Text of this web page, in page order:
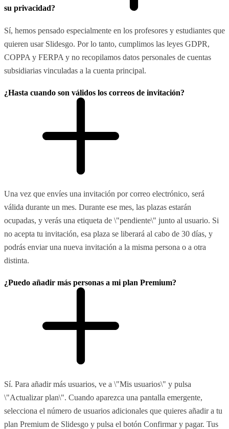
su privacidad?
Sí, hemos pensado especialmente en los profesores y estudiantes que
quieren usar Slidesgo. Por lo tanto, cumplimos las leyes GDPR,
COPPA y FERPA y no recopilamos datos personales de cuentas
subsidiarias vinculadas a la cuenta principal.
¿Hasta cuando son válidos los correos de invitación?
Una vez que envíes una invitación por correo electrónico, será
válida durante un mes. Durante ese mes, las plazas estarán
ocupadas, y verás una etiqueta de \"pendiente\" junto al usuario. Si
no acepta tu invitación, esa plaza se liberará al cabo de 30 días, y
podrás enviar una nueva invitación a la misma persona o a otra
distinta.
¿Puedo añadir más personas a mi plan Premium?
Sí. Para añadir más usuarios, ve a \"Mis usuarios\" y pulsa
\"Actualizar plan\". Cuando aparezca una pantalla emergente,
selecciona el número de usuarios adicionales que quieres añadir a tu
plan Premium de Slidesgo y pulsa el botón Confirmar y pagar. Tus